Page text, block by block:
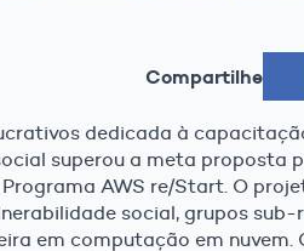
Compartilhe
dedicada à
superou a meta proposta
AWS re/Start. O
social, grupos sub-
em computação em nuvem.